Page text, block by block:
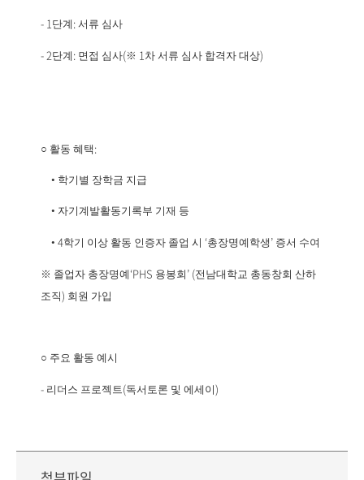
- 1 단계 : 서류 심사
- 2단계 : 면접 심사(※ 1 차 서류 심사 합격자 대상)
○ 활동 혜택 :
• 학기별 장학금 지급
• 자기계발활동기록부 기재 등
• 4학기 이상 활동 인증자 졸업 시 ‘총장명예학생’ 증서 수여
※ 졸업자 총장명예‘PHS 용봉회 ’ (전남대학교 총동창회 산하
조직) 회원 가입
○ 주요 활동 예시
- 리더스 프로젝트(독서토론 및 에세이)